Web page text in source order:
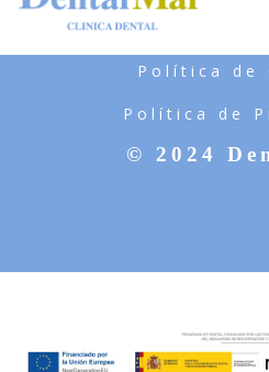
Política de
Política de
© 2024